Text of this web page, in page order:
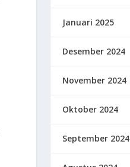
Januari 2025
Desember 2024
November 2024
Oktober 2024
September 2024